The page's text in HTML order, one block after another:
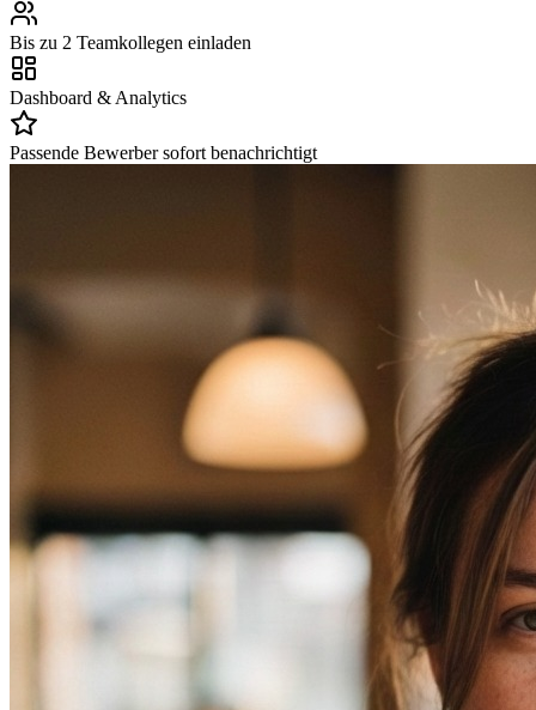
Bis zu 2 Teamkollegen einladen
Dashboard & Analytics
Passende Bewerber sofort benachrichtigt